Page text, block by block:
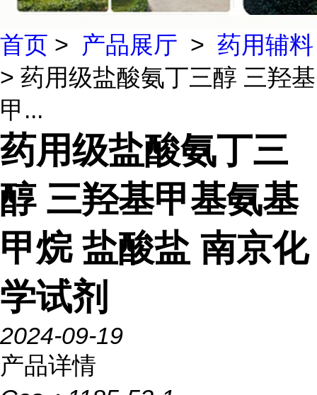
首页 > 产品展厅 > 药用辅料
> 药用级盐酸氨丁三醇 三羟基
甲...
药用级盐酸氨丁三
醇 三羟基甲基氨基
甲烷 盐酸盐 南京化
学试剂
2024-09-19
产品详情